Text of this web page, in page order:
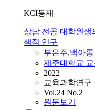
KCI등재
상담 전공 대학원생
색적 연구
부은주,백아롱
제주대학교
2022
교육과학연구
Vol.24 No.2
원문보기